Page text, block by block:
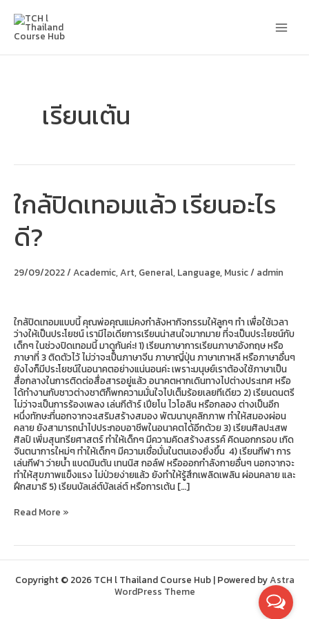
content
เรียนเต้น
ใกล้ปิดเทอมแล้ว เรียนอะไร
ดี?
29/09/2022/Academic,Art, General, Language, Music/ admin
ใกล้ปิดเทอมแบบนี้ คุณพ่อคุณแม่คงกำลังหากิจกรรมให้ลูกๆ ทำ เพื่อใช้เวลา
ว่างให้เป็นประโยชน์ เรามีไอเดียการเรียนน่าสนใจมากมาย ที่จะเป็นประโยชน์กับ
เด็กๆ ในช่วงปิดเทอมนี้ มาดูกันค่ะ! 1) เรียนภาษาการเรียนภาษาอังกฤษ หรือ
ภาษาที่ 3 ติดตัวไว้ ไม่ว่าจะเป็นภาษาจีน ภาษาญี่ปุ่น ภาษาเกาหลี หรือภาษาอื่นๆ
ยังไงก็มีประโยชน์ในอนาคตอย่างแน่นอนค่ะ เพราะมนุษย์เราต้องใช้ภาษาเป็น
สื่อกลางในการติดต่อสื่อสารอยู่แล้ว อนาคตหากเดินทางไปต่างประเทศ หรือ
ได้ทำงานกับชาวต่างชาติก็พกความมั่นใจไปเต็มร้อยเลยทีเดียว 2) เรียนดนตรี
ไม่ว่าจะเป็นการร้องเพลง เล่นกีต้าร์ เปียโน ไวโอลิน หรือกลอง ต่างเป็นอีก
หนึ่งทักษะที่นอกจากจะเสริมสร้างสมอง พัฒนาบุคลิกภาพ ทำให้สมองผ่อน
คลาย ยังสามารถนำไปประกอบอาชีพในอนาคตได้อีกด้วย 3) เรียนศิลปะเสพ
ศิลป์ เพิ่มสุนทรียศาสตร์ ทำให้เด็กๆ มีความคิดสร้างสรรค์ คิดนอกกรอบ เกิด
จินตนาการใหม่ๆ ทำให้เด็กๆ มีความเชื่อมั่นในตนเองยิ่งขึ้น 4) เรียนกีฬา การ
เล่นกีฬา ว่ายน้ำ แบดมินตัน เทนนิส กอล์ฟ หรือออกกำลังกายอื่นๆ นอกจากจะ
ทำให้สุขภาพแข็งแรง ไม่ป่วยง่ายแล้ว ยังทำให้รู้สึกเพลิดเพลิน ผ่อนคลาย และ
ฝึกสมาธิ 5) เรียนบัลเล่ต์บัลเล่ต์ หรือการเต้น […]
ใกล้
ปิด
เทอม
แล้ว
เรียน
Read More »
Copyright © 2026 TCH l Thailand Course Hub | Powered byAstra
WordPress Theme